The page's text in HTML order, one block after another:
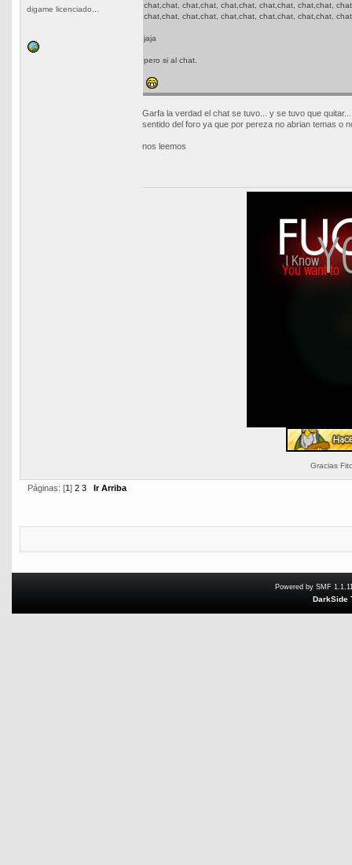
digame licenciado...
chat,chat, chat,chat, chat,chat, chat,chat, chat,chat,
chat,chat, chat,chat, chat,chat, chat,chat, chat,chat,
jaja
pero si al chat.
Garfa la verdad el chat se tuvo... y se tuvo que
sentido del foro ya que por pereza no abrian temas o
nos leemos
Gracias
Páginas: [1 ] 2 3 Ir Arriba
Powered by SMF
DarkSide